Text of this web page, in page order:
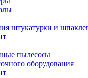
штукатурки и
пылесосы
оборудования